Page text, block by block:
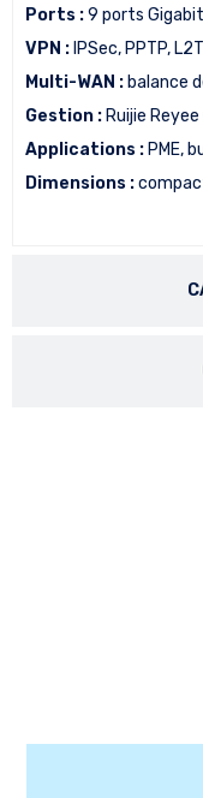
Ports :9 ports
VPN : IPSec, PPTP,
Multi-WAN : balance
Gestion : Ruijie
Applications : PME,
Dimensions :